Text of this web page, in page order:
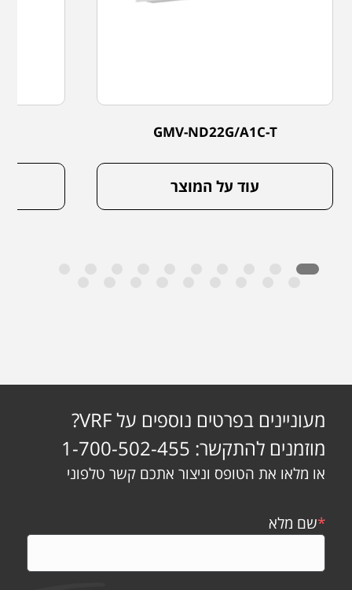
GMV-ND22G/A1C-T
עוד על המוצר
מעוניינים בפרטים נוספים על VRF?
מוזמנים להתקשר: 1-700-502-455
או מלאו את הטופס וניצור אתכם קשר טלפוני
*שם מלא